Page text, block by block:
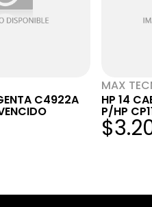
C4922A
MAX
HP 14
P/HP